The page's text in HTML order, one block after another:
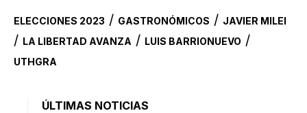
ELECCIONES 2023 / GASTRONÓMICOS / JAVIER MILEI
/ LA LIBERTAD AVANZA / LUIS BARRIONUEVO /
UTHGRA
ÚLTIMAS NOTICIAS